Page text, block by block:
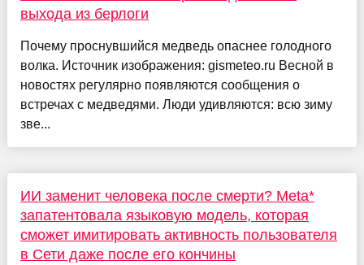
выхода из берлоги
Почему проснувшийся медведь опаснее голодного
волка. Источник изображения: gismeteo.ru Весной в
новостях регулярно появляются сообщения о
встречах с медведями. Люди удивляются: всю зиму
зве...
ИИ заменит человека после смерти? Meta*
запатентовала языковую модель, которая
сможет имитировать активность пользователя
в Сети даже после его кончины